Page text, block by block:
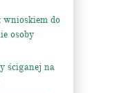
wnioskiem do
osoby
ściganej na